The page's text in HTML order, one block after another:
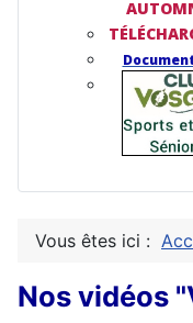
Vous êtes ici :
Nos vidéos